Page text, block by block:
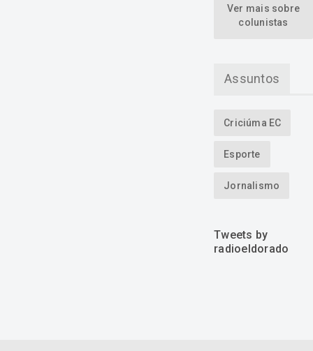
Ver mais sobre
colunistas
Assuntos
Criciúma EC
Esporte
Jornalismo
Tweets by
radioeldorado